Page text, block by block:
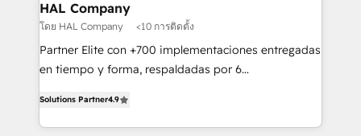
empowering our clients and developing their
autonomy. Get to grips with HubSpot through
guided implementation and seamless integration of
the CRM platform into your digital ecosystem. Would
marketing strategy? We'll provide support tailored
to your needs and sales objectives. With 125+
HAL Company
โดย HAL Company <10 การติดตั้ง
Partner Elite con +700 implementaciones entregadas
en tiempo y forma, respaldadas por 6
Certified Trainers avalados por HubSpot Academy.
Acompañamos a las empresas en cada etapa de su
Solutions Partner4.9